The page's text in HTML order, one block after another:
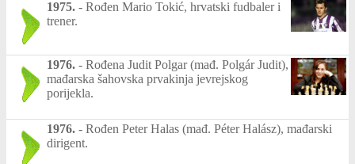
1975. - Rođen Mario Tokić, hrvatski fudbaler i
trener.
1976. - Rođena Judit Polgar (mađ. Polgár Judit),
mađarska šahovska prvakinja jevrejskog
porijekla.
1976. - Rođen Peter Halas (mađ. Péter Halász), mađarski
dirigent.